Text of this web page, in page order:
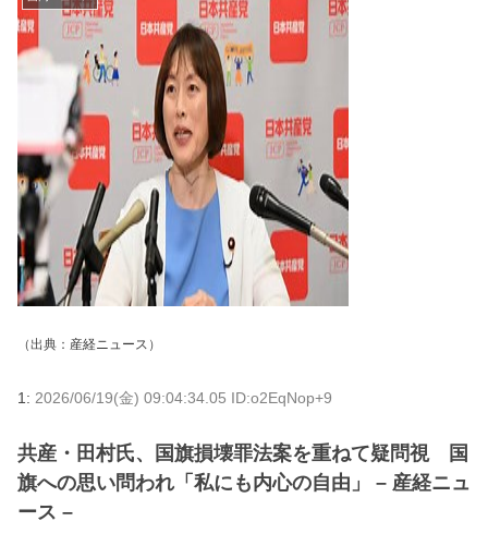
（出典： 産経ニュース ）
1: 2026/06/19(金) 09:04:34.05 ID:o2EqNop+9
共産・田村氏、国旗損壊罪法案を重ねて疑問視 国
旗への思い問われ「私にも内心の自由」 – 産経ニュ
ース –